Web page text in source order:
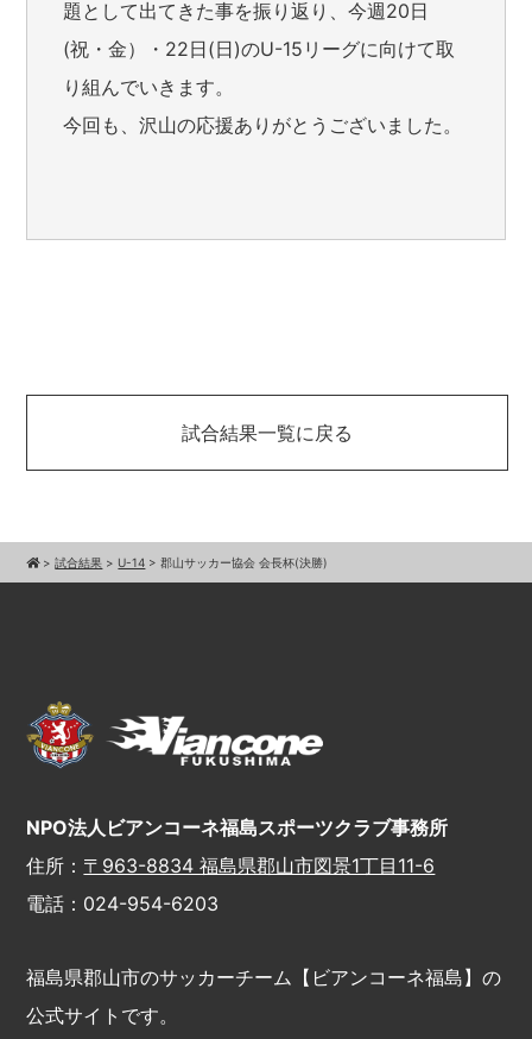
題として出てきた事を振り返り、今週20日
(祝・金）・22日(日)のU-15リーグに向けて取
り組んでいきます。
今回も、沢山の応援ありがとうございました。
試合結果一覧に戻る
>試合結果 > U-14 >郡山サッカー協会 会長杯(決勝)
NPO法人ビアンコーネ福島スポーツクラブ事務所
住所： 〒963-8834 福島県郡山市図景1丁目11-6
電話：024-954-6203
福島県郡山市のサッカーチーム【ビアンコーネ福島】の
公式サイトです。